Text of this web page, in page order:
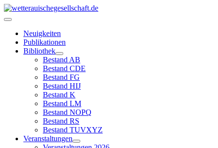
Neuigkeiten
Publikationen
Bibliothek
Bestand AB
Bestand CDE
Bestand FG
Bestand HIJ
Bestand K
Bestand LM
Bestand NOPQ
Bestand RS
Bestand TUVXYZ
Veranstaltungen